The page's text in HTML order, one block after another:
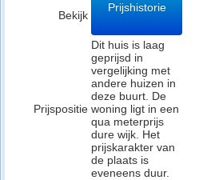
Bekijk
Prijshistorie
Prijspositie
Dit huis is laag
geprijsd in
vergelijking met
andere huizen in
deze buurt. De
woning ligt in een
qua meterprijs
dure wijk. Het
prijskarakter van
de plaats is
eveneens duur.